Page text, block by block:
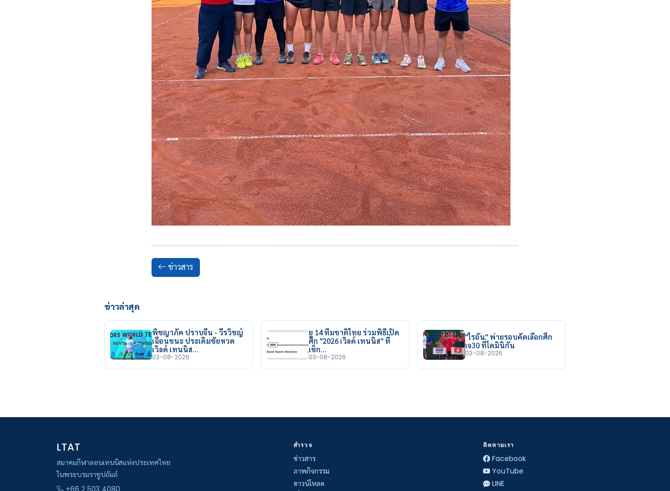
ข่าวสาร
ข่าวล่าสุด
พิชญาภัค ปราบจีน - วีรวิชญ์
เฉือนชนะ ประเดิมชัยหวด
เวิลด์ เทนนิส…
03-08-2026
ยู 14 ทีมชาติไทย ร่วมพิธีเปิด
ศึก "2026 เวิลด์ เทนนิส" ที่
เช็ก…
03-08-2026
"ไรอัน" พ่ายรอบคัดเลือกศึก
เจ30 ที่โดมินิกัน
03-08-2026
LTAT
สมาคมกีฬาลอนเทนนิสแห่งประเทศไทย
ในพระบรมราชูปถัมภ์
สำรวจ
ข่าวสาร
ภาพกิจกรรม
ดาวน์โหลด
ติดตามเรา
Facebook
YouTube
LINE